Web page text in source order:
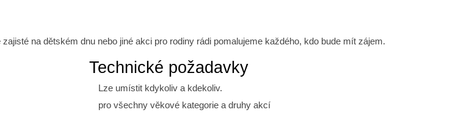
na dětském dnu nebo jiné akci pro rodiny rádi pomalujeme každého, kdo bude mít zájem.
Technické požadavky
Lze umístit kdykoliv a kdekoliv.
pro všechny věkové kategorie a druhy akcí